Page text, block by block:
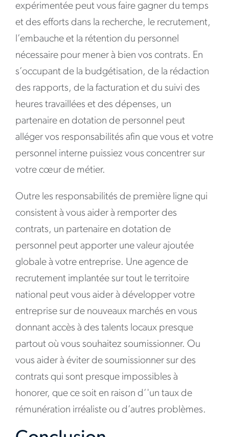
expérimentée peut vous faire gagner du temps
et des efforts dans la recherche, le recrutement,
l’embauche et la rétention du personnel
nécessaire pour mener à bien vos contrats. En
s’occupant de la budgétisation, de la rédaction
des rapports, de la facturation et du suivi des
heures travaillées et des dépenses, un
partenaire en dotation de personnel peut
alléger vos responsabilités afin que vous et votre
personnel interne puissiez vous concentrer sur
votre cœur de métier.
Outre les responsabilités de première ligne qui
consistent à vous aider à remporter des
contrats, un partenaire en dotation de
personnel peut apporter une valeur ajoutée
globale à votre entreprise. Une agence de
recrutement implantée sur tout le territoire
national peut vous aider à développer votre
entreprise sur de nouveaux marchés en vous
donnant accès à des talents locaux presque
partout où vous souhaitez soumissionner. Ou
vous aider à éviter de soumissionner sur des
contrats qui sont presque impossibles à
honorer, que ce soit en raison d’'un taux de
rémunération irréaliste ou d’autres problèmes.